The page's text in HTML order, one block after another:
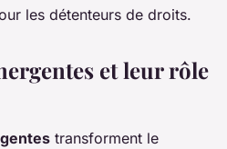
les détenteurs de droits.
et leur rôle
transforment le